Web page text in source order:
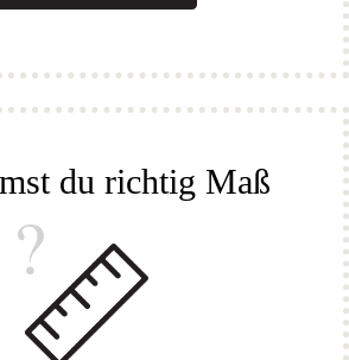
du richtig Maß